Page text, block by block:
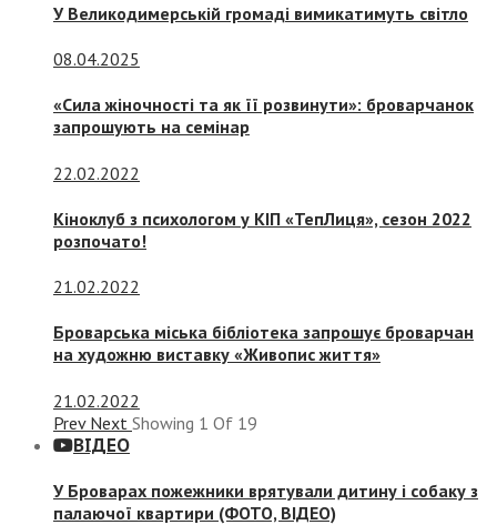
У Великодимерській громаді вимикатимуть світло
08.04.2025
«Сила жіночності та як її розвинути»: броварчанок
запрошують на семінар
22.02.2022
Кіноклуб з психологом у КІП «ТепЛиця», сезон 2022
розпочато!
21.02.2022
Броварська міська бібліотека запрошує броварчан
на художню виставку «Живопис життя»
21.02.2022
Prev Next Showing 1 Of 19
ВІДЕО
У Броварах пожежники врятували дитину і собаку з
палаючої квартири (ФОТО, ВІДЕО)